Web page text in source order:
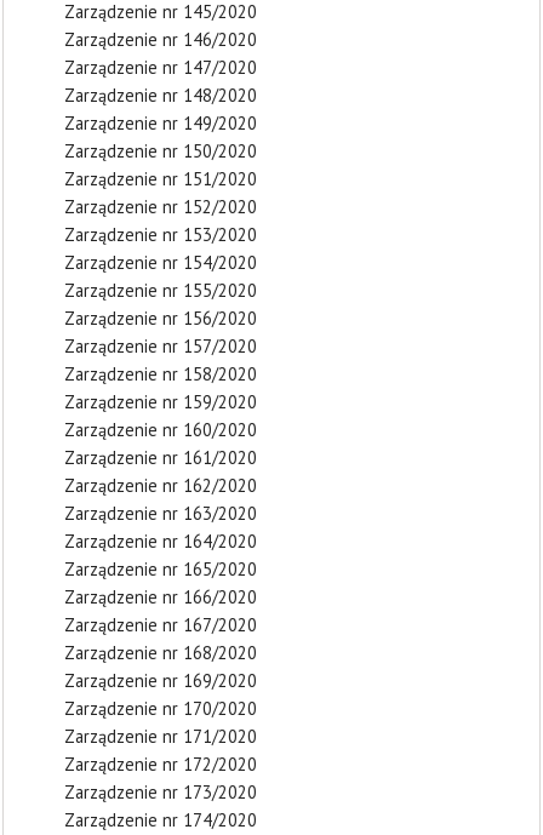
Zarządzenie nr 145/2020
Zarządzenie nr 146/2020
Zarządzenie nr 147/2020
Zarządzenie nr 148/2020
Zarządzenie nr 149/2020
Zarządzenie nr 150/2020
Zarządzenie nr 151/2020
Zarządzenie nr 152/2020
Zarządzenie nr 153/2020
Zarządzenie nr 154/2020
Zarządzenie nr 155/2020
Zarządzenie nr 156/2020
Zarządzenie nr 157/2020
Zarządzenie nr 158/2020
Zarządzenie nr 159/2020
Zarządzenie nr 160/2020
Zarządzenie nr 161/2020
Zarządzenie nr 162/2020
Zarządzenie nr 163/2020
Zarządzenie nr 164/2020
Zarządzenie nr 165/2020
Zarządzenie nr 166/2020
Zarządzenie nr 167/2020
Zarządzenie nr 168/2020
Zarządzenie nr 169/2020
Zarządzenie nr 170/2020
Zarządzenie nr 171/2020
Zarządzenie nr 172/2020
Zarządzenie nr 173/2020
Zarządzenie nr 174/2020